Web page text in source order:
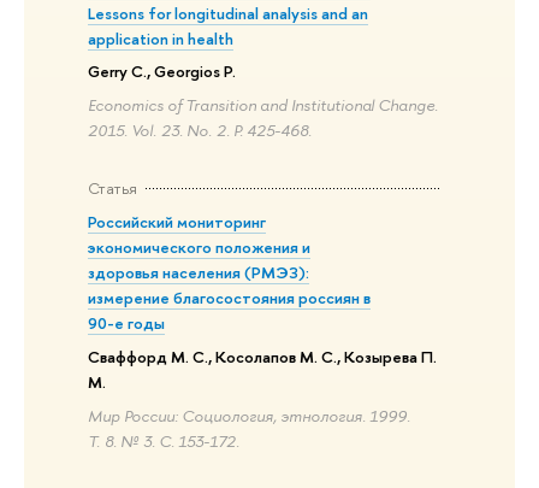
Lessons for longitudinal analysis and an
application in health
Gerry C., Georgios P.
Economics of Transition and Institutional Change.
2015. Vol. 23. No. 2. P. 425-468.
Статья
Российский мониторинг
экономического положения и
здоровья населения (РМЭЗ):
измерение благосостояния россиян в
90-е годы
Сваффорд М. С., Косолапов М. С., Козырева П.
М.
Мир России: Социология, этнология. 1999.
Т. 8. № 3. С. 153-172.